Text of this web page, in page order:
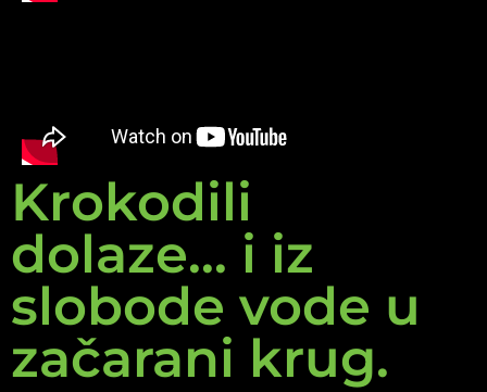
Krokodili
dolaze... i iz
slobode vode u
začarani krug.